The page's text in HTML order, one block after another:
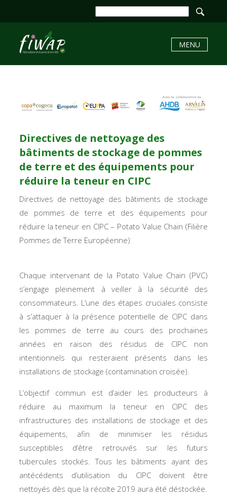
MENU
Directives de nettoyage des
bâtiments de stockage de pommes
de terre et des équipements pour
réduire la teneur en CIPC
Directives de nettoyage des bâtiments de stockage
de pommes de terre et des équipements pour
réduire la teneur en CIPC – Potato Value Chain (Filière
Pommes de Terre Européenne)
Chaque intervenant de la Potato Value Chain (PVC)
s’engage pleinement à veiller à la sécurité des
consommateurs. L’une des étapes cruciales consiste
à s’attaquer à la présence potentielle de CIPC dans
les pommes de terre au cours des prochaines
années en raison des résidus de CIPC non
intentionnels qui resteraient présents dans les
installations de stockage (contamination croisée).
L’objectif commun est d’aider les producteurs à
réduire au maximum la teneur en CIPC des
infrastructures des installations de stockage et des
équipements, afin de minimiser les résidus
susceptibles d’être retrouvés sur les futurs
tubercules stockés. Tous les bâtiments ayant des
antécédents d’utilisation du CIPC doivent être
nettoyés dès que la récolte 2019 aura été déstockée.